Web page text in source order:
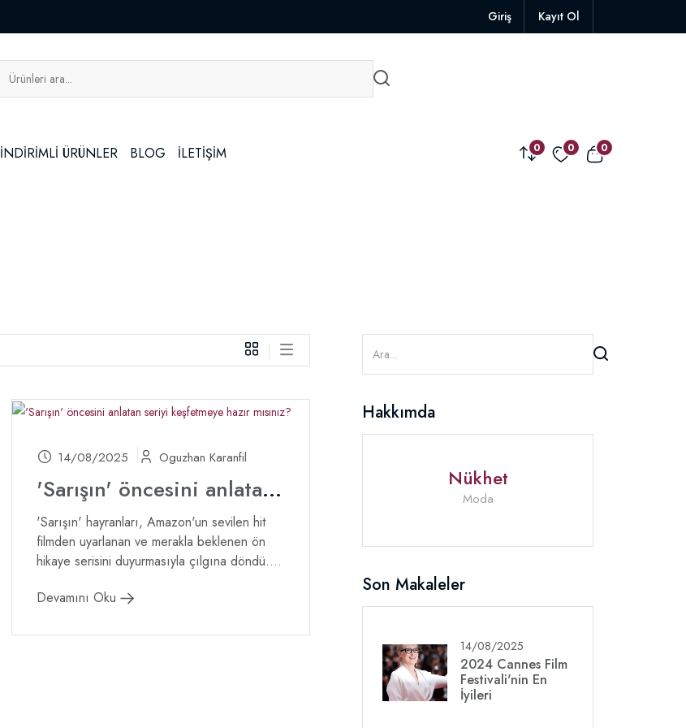
Giriş Kayıt Ol
İNDİRİMLİ ÜRÜNLER BLOG İLETİŞİM 0 0 0
14/08/2025 Oguzhan Karanfil
'Sarışın' öncesini anlatan seriyi keşfetmeye hazır mısınız?
'Sarışın' hayranları, Amazon'un sevilen hit
filmden uyarlanan ve merakla beklenen ön
hikaye serisini duyurmasıyla çılgına döndü....
Devamını Oku
Hakkımda
Nükhet
Moda
Son Makaleler
14/08/2025
2024 Cannes Film
Festivali'nin En
İyileri